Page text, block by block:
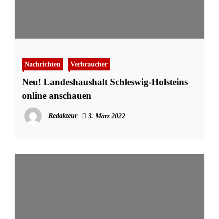
Nachrichten Verbraucher
Neu! Landeshaushalt Schleswig-Holsteins
online anschauen
Redakteur 3. März 2022